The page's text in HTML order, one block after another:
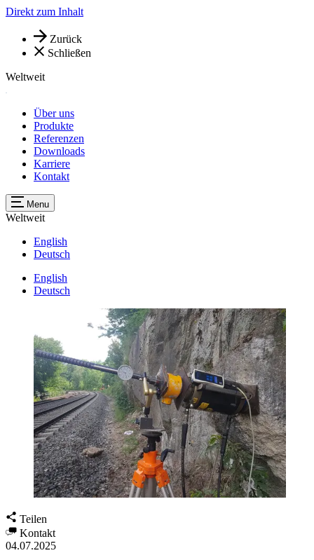
Direkt zum Inhalt
Zurück
Schließen
Weltweit
Über uns
Produkte
Referenzen
Downloads
Karriere
Kontakt
Menu
Weltweit
English
Deutsch
English
Deutsch
Teilen
Kontakt
04.07.2025